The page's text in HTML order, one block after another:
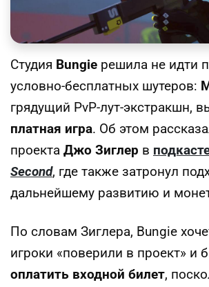
Студия Bungie решила не идти
условно-бесплатных шутеров:
грядущий PvP-лут-экстракшн,
платная игра. Об этом
проекта Джо Зиглер в
Second, где также затронул
дальнейшему развитию и
По словам Зиглера, Bungie
игроки «поверили в проект» и
оплатить входной билет,